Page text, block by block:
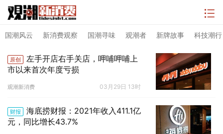
国潮风云 新消费观察 国潮寻味 观潮者 新牌故事 科技潮行
原创
左手开店右手关店，呷哺呷哺上
市以来首次年度亏损
观潮新消费 03月29日 13时
财报
海底捞财报：2021年收入411.1亿
元，同比增长43.7%